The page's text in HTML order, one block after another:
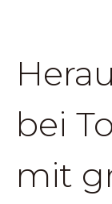
bei
mit